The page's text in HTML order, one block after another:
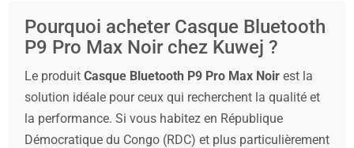
Pourquoi acheter Casque Bluetooth
P9 Pro Max Noir chez Kuwej ?
Le produit Casque Bluetooth P9 Pro Max Noir est la
solution idéale pour ceux qui recherchent la qualité et
la performance. Si vous habitez en République
Démocratique du Congo (RDC) et plus particulièrement